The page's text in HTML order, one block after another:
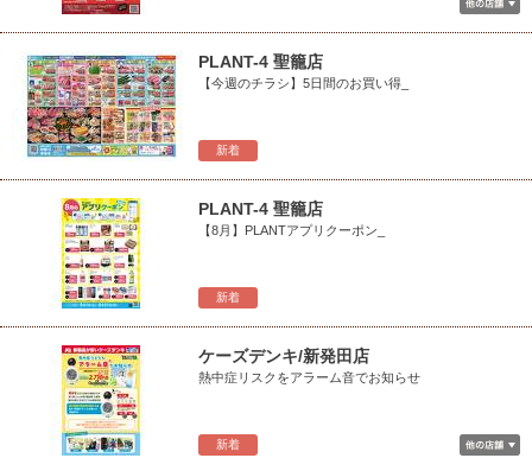
新着
PLANT-4 聖籠店
【今週のチラシ】5日間のお買い得_
新着
PLANT-4 聖籠店
【8月】PLANTアプリクーポン_
新着
ケーズデンキ/新発田店
熱中症リスクをアラーム音でお知らせ